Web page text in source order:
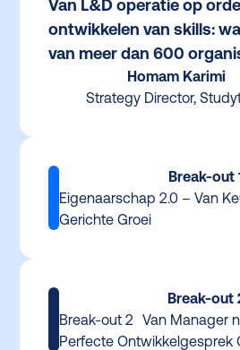
Van L&D operatie op
ontwikkelen van skills:
van meer dan 600
Homam Karimi
Strategy Director,
Break-out
Eigenaarschap 2.0 – Van
Gerichte Groei
Break-out
Break-out 2 Van Manager
Perfecte Ontwikkelgesprek